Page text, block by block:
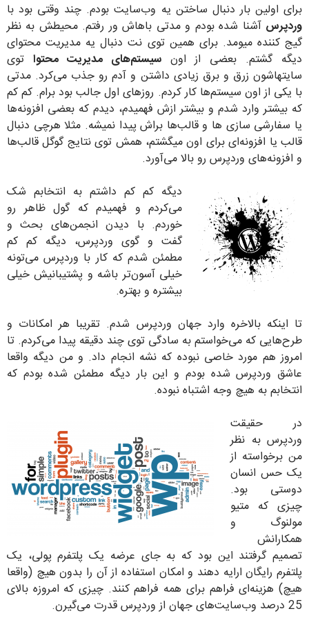
برای اولین بار دنبال ساختن یه وب‌سایت بودم. چند وقتی بود با
وردپرس آشنا شده بودم و مدتی باهاش ور رفتم. محیطش به نظر
گیج کننده میومد. برای همین توی نت دنبال یه مدیریت محتوای
دیگه گشتم. بعضی از اونسیستم‌های مدیریت محتوا توی
سایتهاشون زرق و برق زیادی داشتن و آدم رو جذب می‌کرد. مدتی
با یکی از اون سیستم‌ها کار کردم. روزهای اول جالب بود برام. کم کم
که بیشتر وارد شدم و بیشتر ازش فهمیدم، دیدم که بعضی افزونه‌ها
یا سفارشی سازی ها و قالب‌ها براش پیدا نمیشه. مثلا هرچی دنبال
قالب یا افزونه‌ای برای اون میگشتم، همش توی نتایج گوگل قالب‌ها
و افزونه‌های وردپرس رو بالا می‌آورد.
دیگه کم کم داشتم به انتخابم شک
می‌کردم و فهمیدم که گول ظاهر رو
خوردم. با دیدن انجمن‌های بحث و
گفت و گوی وردپرس، دیگه کم کم
مطمئن شدم که کار با وردپرس می‌تونه
خیلی آسون‌تر باشه و پشتیبانیش خیلی
بیشتره و بهتره.
تا اینکه بالاخره وارد جهان وردپرس شدم. تقریبا هر امکانات و
طرح‌هایی که می‌خواستم به سادگی توی چند دقیقه پیدا می‌کردم. تا
امروز هم مورد خاصی نبوده که نشه انجام داد. و من دیگه واقعا
عاشق وردپرس شده بودم و این بار دیگه مطمئن شده بودم که
انتخابم به هیچ وجه اشتباه نبوده.
در حقیقت
وردپرس به نظر
من برخواسته از
یک حس انسان
دوستی بود.
چیزی که متیو
مولنوگ و
همکارانش
تصمیم گرفتند این بود که به جای عرضه یک پلتفرم پولی، یک
پلتفرم رایگان ارایه دهند و امکان استفاده از آن را بدون هیچ (واقعا
هیچ) هزینه‌ای فراهم برای همه فراهم کنند. چیزی که امروزه بالای
25 درصد وب‌سایت‌های جهان از وردپرس قدرت می‌گیرن.